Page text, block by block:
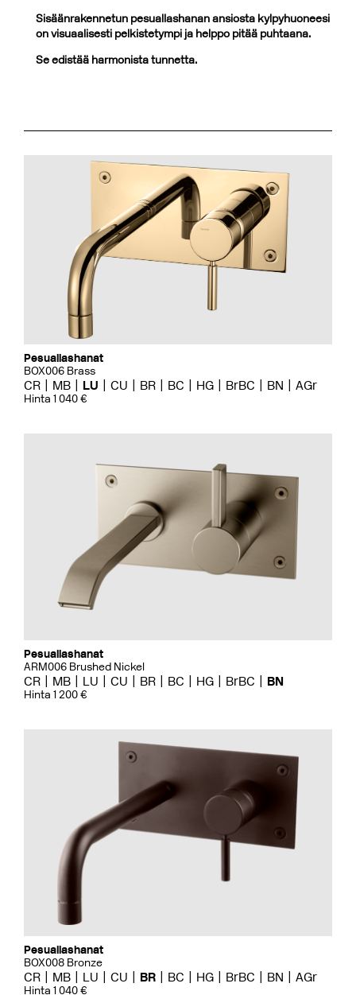
Sisäänrakennetun pesuallashanan ansiosta kylpyhuoneesi
on visuaalisesti pelkistetympi ja helppo pitää puhtaana.
Se edistää harmonista tunnetta.
Pesuallashanat
BOX006 Brass
CR MB LU CU BR BC HG BrBC BN AGr
Hinta 1 040 €
Pesuallashanat
ARM006 Brushed Nickel
CR MB LU CU BR BC HG BrBC BN
Hinta 1 200 €
Pesuallashanat
BOX008 Bronze
CR MB LU CU BR BC HG BrBC BN AGr
Hinta 1 040 €